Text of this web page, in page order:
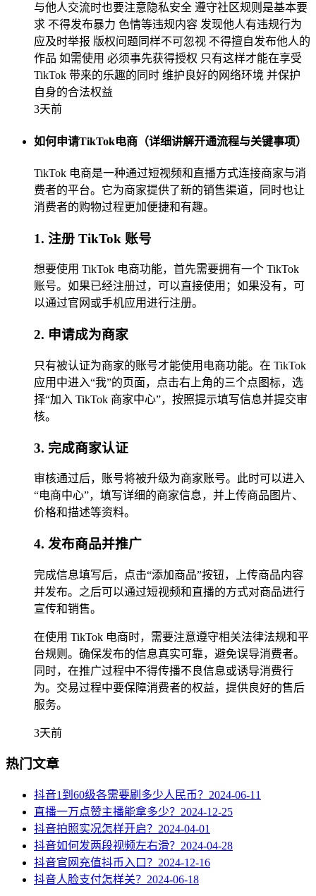
与他人交流时也要注意隐私安全 遵守社区规则是基本要
求 不得发布暴力 色情等违规内容 发现他人有违规行为
应及时举报 版权问题同样不可忽视 不得擅自发布他人的
作品 如需使用 必须事先获得授权 只有这样才能在享受
TikTok 带来的乐趣的同时 维护良好的网络环境 并保护
自身的合法权益
3天前
如何申请TikTok电商（详细讲解开通流程与关键事项）
TikTok 电商是一种通过短视频和直播方式连接商家与消
费者的平台。它为商家提供了新的销售渠道，同时也让
消费者的购物过程更加便捷和有趣。
1. 注册 TikTok 账号
想要使用 TikTok 电商功能，首先需要拥有一个 TikTok
账号。如果已经注册过，可以直接使用；如果没有，可
以通过官网或手机应用进行注册。
2. 申请成为商家
只有被认证为商家的账号才能使用电商功能。在 TikTok
应用中进入“我”的页面，点击右上角的三个点图标，选
择“加入 TikTok 商家中心”，按照提示填写信息并提交审
核。
3. 完成商家认证
审核通过后，账号将被升级为商家账号。此时可以进入
“电商中心”，填写详细的商家信息，并上传商品图片、
价格和描述等资料。
4. 发布商品并推广
完成信息填写后，点击“添加商品”按钮，上传商品内容
并发布。之后可以通过短视频和直播的方式对商品进行
宣传和销售。
在使用 TikTok 电商时，需要注意遵守相关法律法规和平
台规则。确保发布的信息真实可靠，避免误导消费者。
同时，在推广过程中不得传播不良信息或诱导消费行
为。交易过程中要保障消费者的权益，提供良好的售后
服务。
3天前
热门文章
抖音1到60级各需要刷多少人民币？ 2024-06-11
直播一万点赞主播能拿多少？ 2024-12-25
抖音拍照实况怎样开启？ 2024-04-01
抖音如何发两段视频左右滑？ 2024-04-28
抖音官网充值抖币入口？ 2024-12-16
抖音人脸支付怎样关？ 2024-06-18